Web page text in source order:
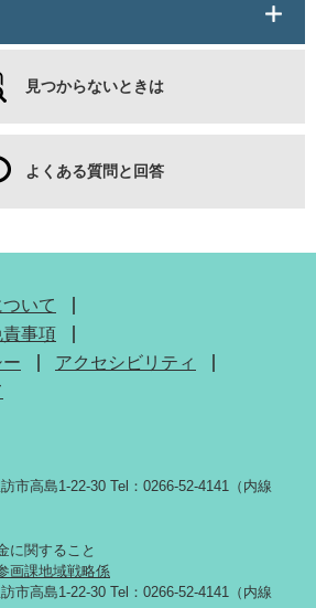
見つからないときは
よくある質問と回答
いて
責事項
アクセシビリティ
市高島1-22-30 Tel：0266-52-4141（内線
に関すること
画課地域戦略係
市高島1-22-30 Tel：0266-52-4141（内線